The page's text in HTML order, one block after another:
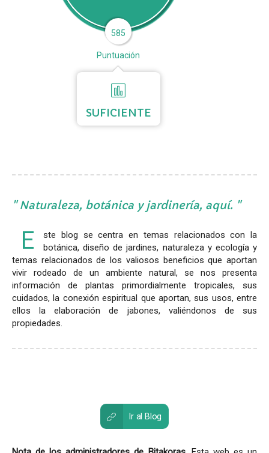
585
Puntuación
SUFICIENTE
Naturaleza, botánica y jardinería, aquí.
E
ste blog se centra en temas relacionados con la
botánica, diseño de jardines, naturaleza y ecología y
temas relacionados de los valiosos beneficios que aportan
vivir rodeado de un ambiente natural, se nos presenta
información de plantas primordialmente tropicales, sus
cuidados, la conexión espiritual que aportan, sus usos, entre
ellos la elaboración de jabones, valiéndonos de sus
propiedades.
Ir al Blog